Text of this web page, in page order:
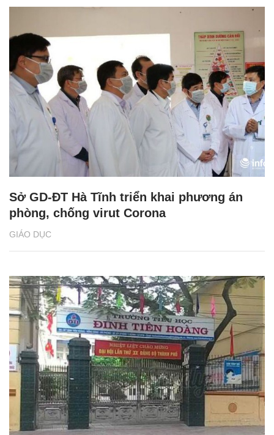
GIÁO DỤC
Sở GD-ĐT Hà Tĩnh triển khai phương án
phòng, chống virut Corona